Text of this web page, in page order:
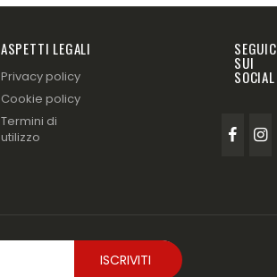
ASPETTI LEGALI
Privacy policy
Cookie policy
Termini di
utilizzo
SUI
SOCIAL